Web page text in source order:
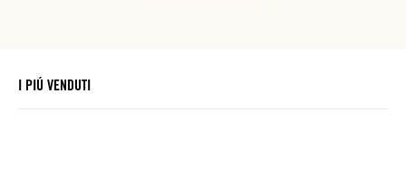
I PIÚ VENDUTI